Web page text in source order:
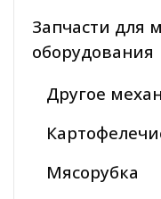
Запчасти для
оборудования
Другое
Мясорубка